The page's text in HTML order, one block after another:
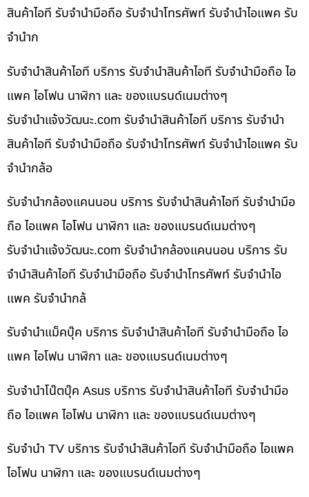
สินค้าไอที รับจำนำมือถือ รับจำนำโทรศัพท์ รับจำนำไอแพค รับ
จำนำก
รับจำนำสินค้าไอที บริการ รับจำนำสินค้าไอที รับจำนำมือถือ ไอ
แพค ไอโฟน นาฬิกา และ ของแบรนด์เนมต่างๆ
รับจํานําแจ้งวัฒนะ.com รับจำนำสินค้าไอที บริการ รับจำนำ
สินค้าไอที รับจำนำมือถือ รับจำนำโทรศัพท์ รับจำนำไอแพค รับ
จำนำกล้อ
รับจำนำกล้องแคนนอน บริการ รับจำนำสินค้าไอที รับจำนำมือ
ถือ ไอแพค ไอโฟน นาฬิกา และ ของแบรนด์เนมต่างๆ
รับจํานําแจ้งวัฒนะ.com รับจำนำกล้องแคนนอน บริการ รับ
จำนำสินค้าไอที รับจำนำมือถือ รับจำนำโทรศัพท์ รับจำนำไอ
แพค รับจำนำกล้
รับจำนำแม็คบุ๊ค บริการ รับจำนำสินค้าไอที รับจำนำมือถือ ไอ
แพค ไอโฟน นาฬิกา และ ของแบรนด์เนมต่างๆ
รับจำนำโน๊ตบุ๊ค Asus บริการ รับจำนำสินค้าไอที รับจำนำมือ
ถือ ไอแพค ไอโฟน นาฬิกา และ ของแบรนด์เนมต่างๆ
รับจำนำ TV บริการ รับจำนำสินค้าไอที รับจำนำมือถือ ไอแพค
ไอโฟน นาฬิกา และ ของแบรนด์เนมต่างๆ